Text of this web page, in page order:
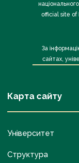
official site
За
сайтах,
Карта сайту
Університет
Структура